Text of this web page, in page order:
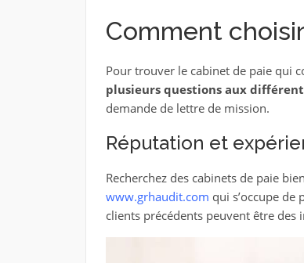
Comment
Pour trouver le cabinet de paie qui
plusieurs questions aux
demande de lettre de mission.
Réputation et
Recherchez des cabinets de paie
www.grhaudit.com qui s’occupe de
clients précédents peuvent être des